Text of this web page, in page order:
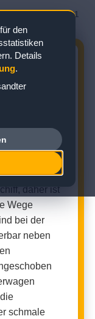
Kabine 10191
10191)
daher ist
Wege
bei der
neben
schmale
den
Details
.